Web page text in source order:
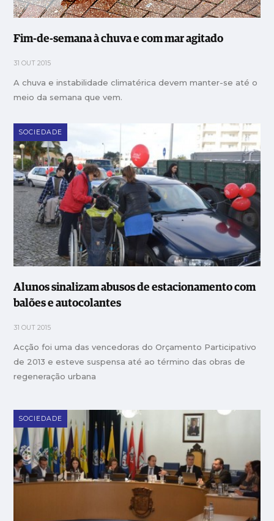
Fim-de-semana à chuva e com mar agitado
31 OUT 2015
A chuva e instabilidade climatérica devem manter-se até o
meio da semana que vem.
SOCIEDADE
Alunos sinalizam abusos de estacionamento com
balões e autocolantes
31 OUT 2015
Acção foi uma das vencedoras do Orçamento Participativo
de 2013 e esteve suspensa até ao término das obras de
regeneração urbana
SOCIEDADE